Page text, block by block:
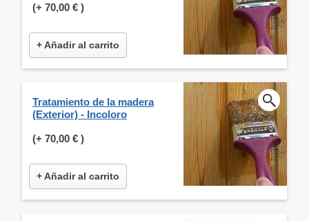
(+ 70,00 € )
+ Añadir al carrito
Tratamiento de la madera
(Exterior) - Incoloro
(+ 70,00 € )
+ Añadir al carrito